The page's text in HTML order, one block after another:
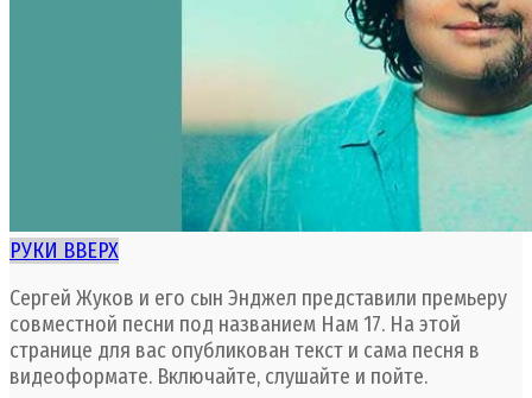
РУКИ ВВЕРХ
Сергей Жуков и его сын Энджел представили премьеру
совместной песни под названием Нам 17. На этой
странице для вас опубликован текст и сама песня в
видеоформате. Включайте, слушайте и пойте.